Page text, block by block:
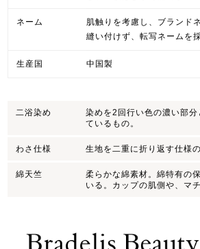
ネーム
肌触りを考慮し、ブランド
縫い付けず、転写ネームを採
生産国 中国製
二浴染め
染めを2回行い色の濃い部
ているもの。
わさ仕様 生地を二重に折り返す仕様の
綿天竺
柔らかな綿素材。綿特有の
いる。カップの肌側や、マ